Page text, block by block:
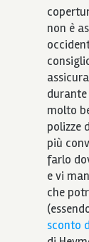
non è
molto
polizze
più
farlo
e vi
che
sconto